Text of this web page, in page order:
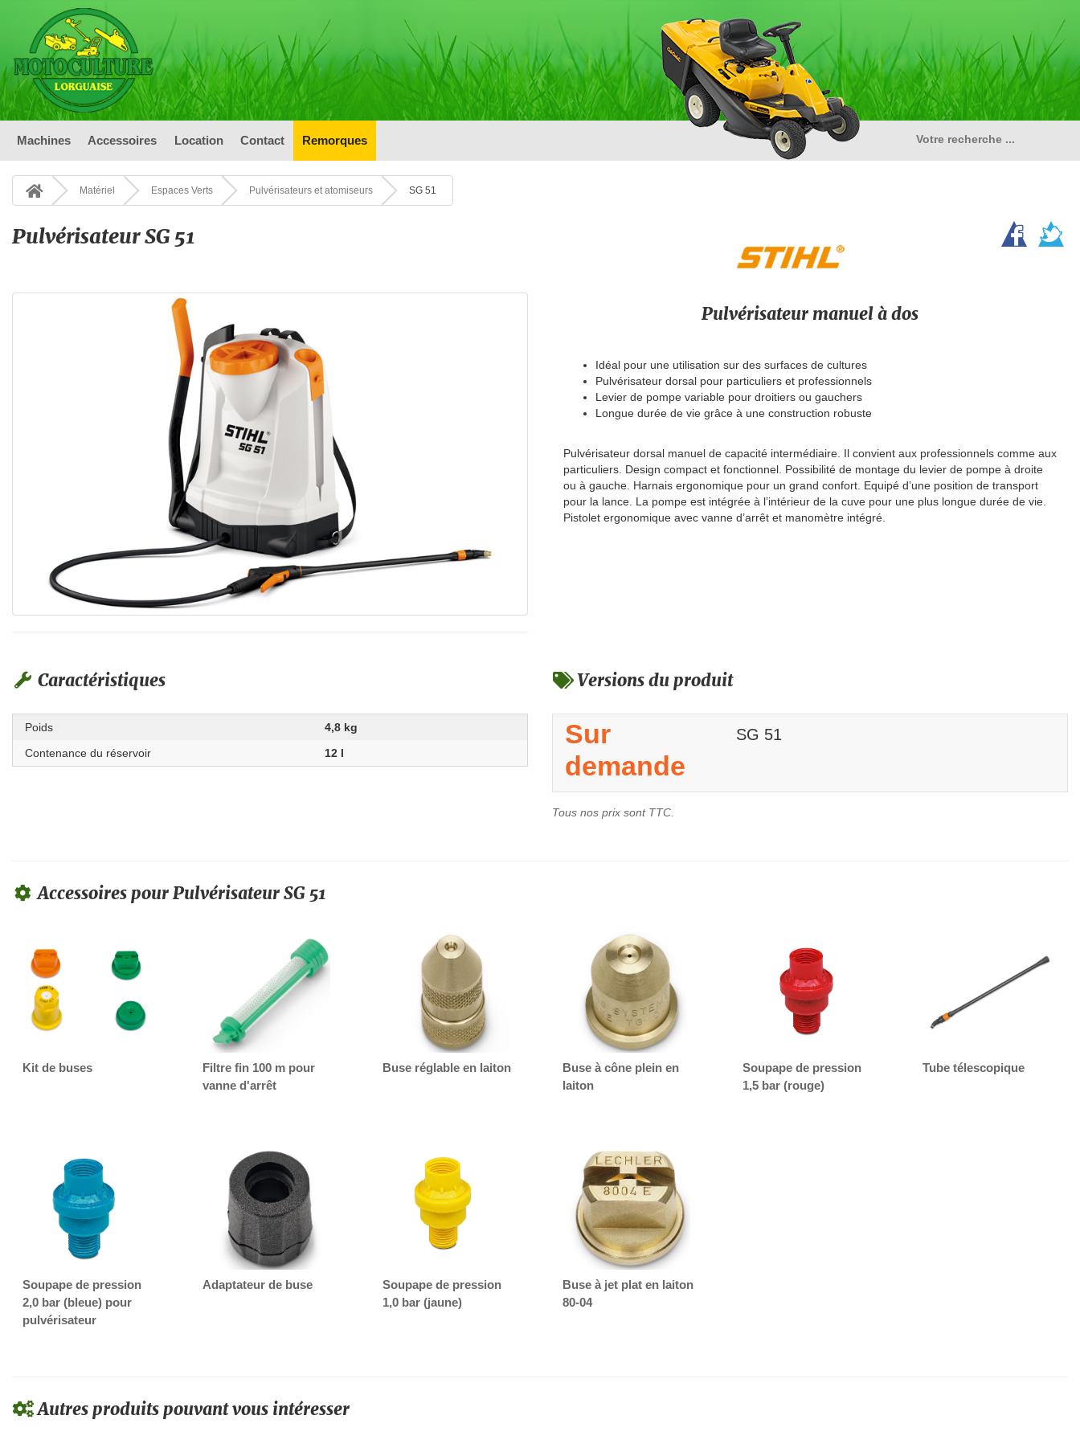
Machines Accessoires Location Contact Remorques
Matériel Espaces Verts Pulvérisateurs et atomiseurs SG 51
Pulvérisateur SG 51
Pulvérisateur manuel à dos
Idéal pour une utilisation sur des surfaces de cultures
Pulvérisateur dorsal pour particuliers et professionnels
Levier de pompe variable pour droitiers ou gauchers
Longue durée de vie grâce à une construction robuste
Pulvérisateur dorsal manuel de capacité intermédiaire. Il convient aux professionnels comme aux
particuliers. Design compact et fonctionnel. Possibilité de montage du levier de pompe à droite
ou à gauche. Harnais ergonomique pour un grand confort. Equipé d’une position de transport
pour la lance. La pompe est intégrée à l’intérieur de la cuve pour une plus longue durée de vie.
Pistolet ergonomique avec vanne d’arrêt et manomètre intégré.
Caractéristiques
Poids
4,8 kg
Contenance du réservoir
12 l
Versions du produit
Sur
demande
SG 51
Tous nos prix sont TTC.
Accessoires pour Pulvérisateur SG 51
Kit de buses
Filtre fin 100 m pour
vanne d'arrêt
Buse réglable en laiton
Buse à cône plein en
laiton
Soupape de pression
1,5 bar (rouge)
Tube télescopique
Soupape de pression
2,0 bar (bleue) pour
pulvérisateur
Adaptateur de buse
Soupape de pression
1,0 bar (jaune)
Buse à jet plat en laiton
80-04
Autres produits pouvant vous intéresser